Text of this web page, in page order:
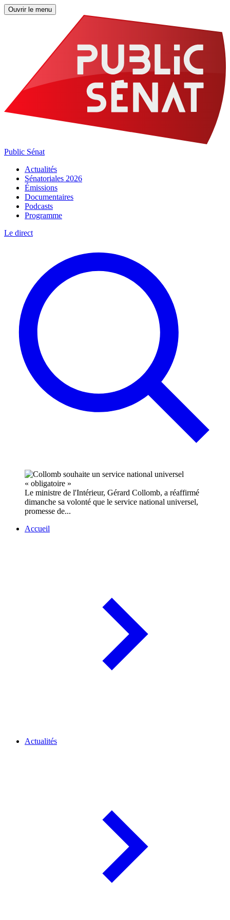
Ouvrir le menu
Public Sénat
Actualités
Sénatoriales 2026
Émissions
Documentaires
Podcasts
Programme
Le direct
Le ministre de l'Intérieur, Gérard Collomb, a réaffirmé
dimanche sa volonté que le service national universel,
promesse de...
Accueil
Actualités